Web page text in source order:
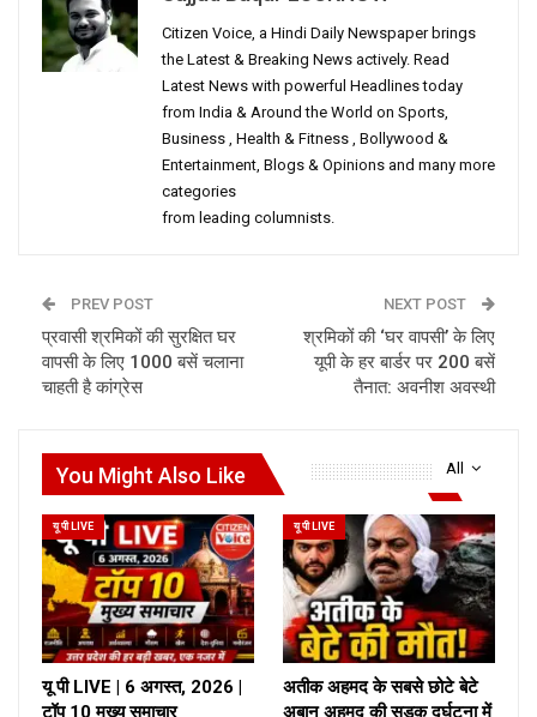
Citizen Voice, a Hindi Daily Newspaper brings
the Latest & Breaking News actively. Read
Latest News with powerful Headlines today
from India & Around the World on Sports,
Business , Health & Fitness , Bollywood &
Entertainment, Blogs & Opinions and many more
categories
from leading columnists.
PREV POST
प्रवासी श्रमिकों की सुरक्षित घर
वापसी के लिए 1000 बसें चलाना
चाहती है कांग्रेस
NEXT POST
श्रमिकों की ‘घर वापसी’ के लिए
यूपी के हर बार्डर पर 200 बसें
तैनात: अवनीश अवस्थी
All
You Might Also Like
यू पी LIVE
यू पी LIVE | 6 अगस्त, 2026 |
टॉप 10 मुख्य समाचार
यू पी LIVE
अतीक अहमद के सबसे छोटे बेटे
अबान अहमद की सड़क दुर्घटना में